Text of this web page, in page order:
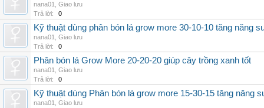
nana01
Giao lưu
Trả lời:
0
Kỹ thuật dùng phân bón lá grow more 30-10-10 tăng năng
nana01
Giao lưu
Trả lời:
0
Phân bón lá Grow More 20-20-20 giúp cây trồng xanh tốt
nana01
Giao lưu
Trả lời:
0
Kỹ thuật dùng Phân bón lá grow more 15-30-15 tăng năng
nana01
Giao lưu